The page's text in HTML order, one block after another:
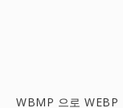
WBMP 으로 WEBP